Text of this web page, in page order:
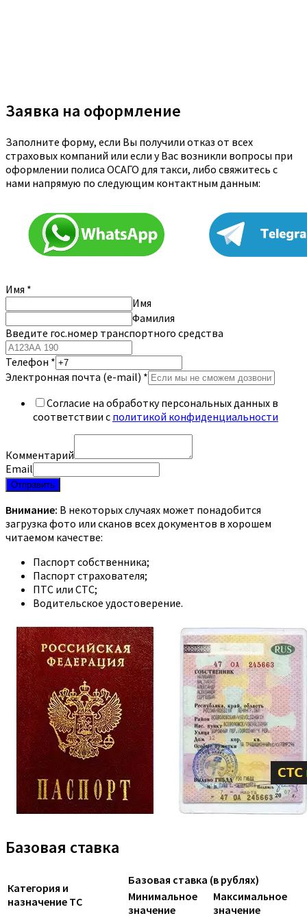
Заявка на оформление
Заполните форму, если Вы получили отказ от всех
страховых компаний или если у Вас возникли вопросы при
оформлении полиса ОСАГО для такси, либо свяжитесь с
нами напрямую по следующим контактным данным:
Имя *
Имя
Фамилия
Введите гос.номер транспортного средства
Телефон *
Электронная почта (e-mail) *
Согласие на обработку персональных данных в
соответствии с политикой конфиденциальности
Комментарий
Email
Отправить
Внимание: В некоторых случаях может понадобится
загрузка фото или сканов всех документов в хорошем
читаемом качестве:
Паспорт собственника;
Паспорт страхователя;
ПТС или СТС;
Водительское удостоверение.
Базовая ставка
Категория и
назначение ТС
Базовая ставка (в рублях)
Минимальное
значение
Максимальное
значение